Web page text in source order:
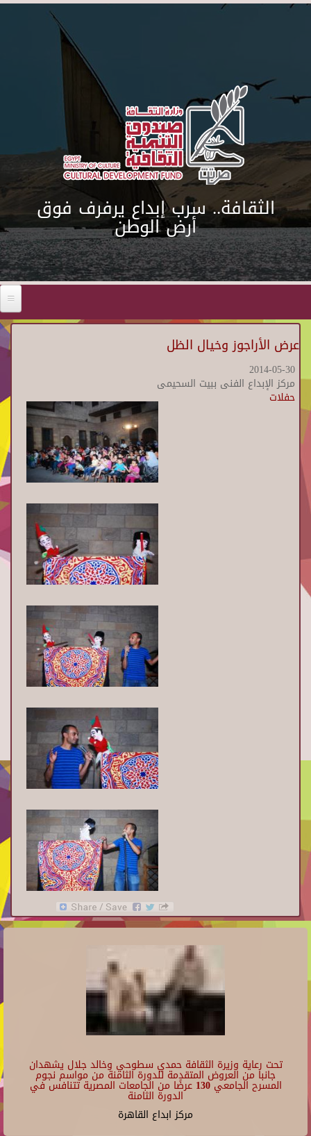
Skip to main content
الثقافة.. سرب إبداع يرفرف فوق
أرض الوطن
عرض الأراجوز وخيال الظل
2014-05-30
مركز الإبداع الفنى ببيت السحيمى
حفلات
تحت رعاية وزيرة الثقافة حمدي سطوحي وخالد جلال يشهدان
جانبا من العروض المتقدمة للدورة الثامنة من مواسم نجوم
المسرح الجامعي 130 عرضًا من الجامعات المصرية تتنافس في
الدورة الثامنة
مركز ابداع القاهرة